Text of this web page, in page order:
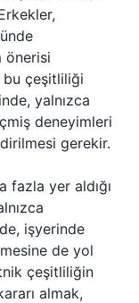
önerisi
bu çeşitliliği
yalnızca
deneyimleri
gerekir.
fazla yer aldığı
işyerinde
de yol
çeşitliliğin
almak,